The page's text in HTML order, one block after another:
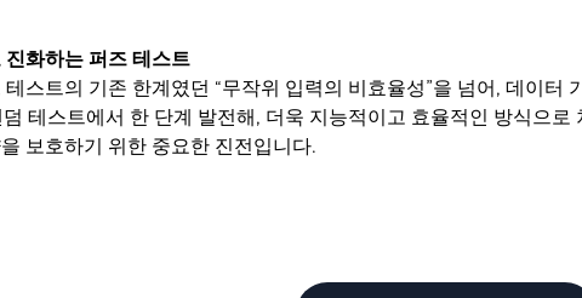
화하는 퍼즈 테스트
스트의 기존 한계였던 “무작위 입력의 비효율성”을 넘어, 데이터
테스트에서 한 단계 발전해, 더욱 지능적이고 효율적인 방식으
보호하기 위한 중요한 진전입니다.